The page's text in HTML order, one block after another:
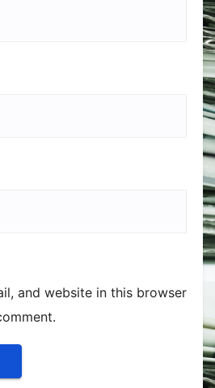
and website in this browser